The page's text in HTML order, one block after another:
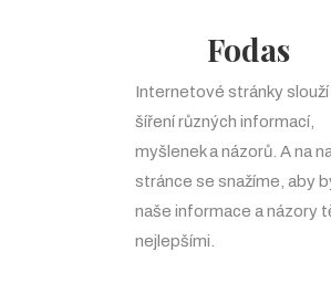
Fodas
Internetové stránky slouží
šíření různých informací,
myšlenek a názorů. A na
stránce se snažíme, aby
naše informace a názory
nejlepšími.